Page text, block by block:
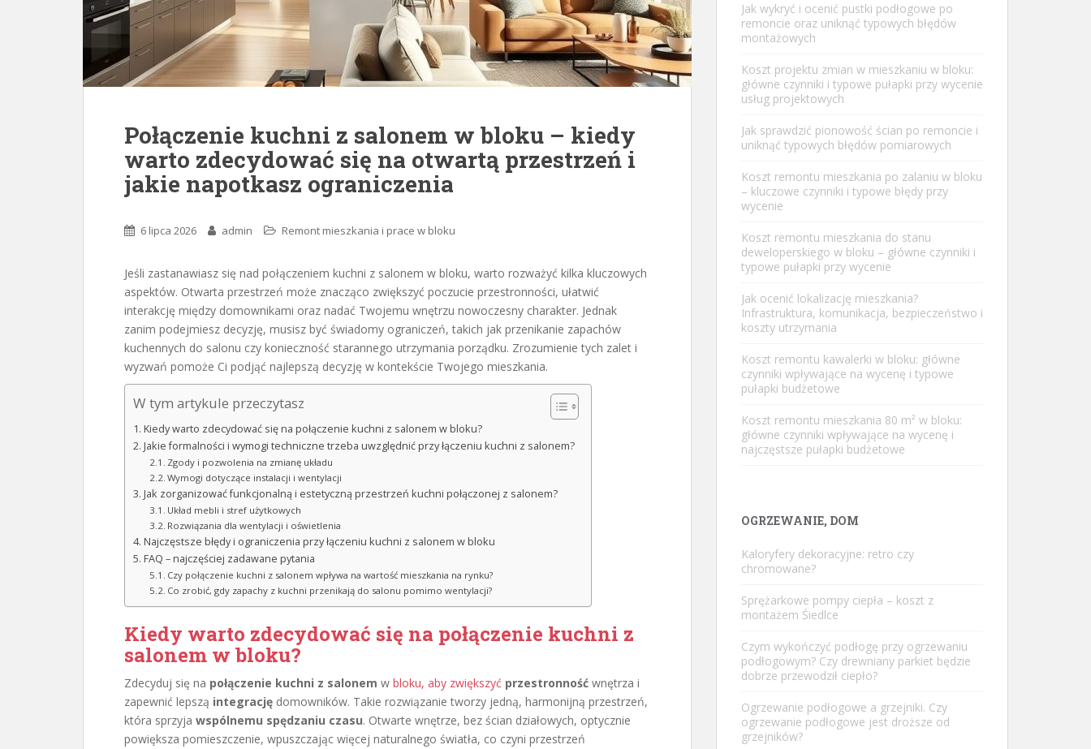
Połączenie kuchni z salonem w bloku – kiedy
warto zdecydować się na otwartą przestrzeń i
jakie napotkasz ograniczenia
6 lipca 2026 admin Remont mieszkania i prace w bloku
Jeśli zastanawiasz się nad połączeniem kuchni z salonem w bloku, warto rozważyć kilka kluczowych
aspektów. Otwarta przestrzeń może znacząco zwiększyć poczucie przestronności, ułatwić
interakcję między domownikami oraz nadać Twojemu wnętrzu nowoczesny charakter. Jednak
zanim podejmiesz decyzję, musisz być świadomy ograniczeń, takich jak przenikanie zapachów
kuchennych do salonu czy konieczność starannego utrzymania porządku. Zrozumienie tych zalet i
wyzwań pomoże Ci podjąć najlepszą decyzję w kontekście Twojego mieszkania.
W tym artykule przeczytasz
Kiedy warto zdecydować się na połączenie kuchni z salonem w bloku?
Jakie formalności i wymogi techniczne trzeba uwzględnić przy łączeniu kuchni z salonem?
Zgody i pozwolenia na zmianę układu
Wymogi dotyczące instalacji i wentylacji
Jak zorganizować funkcjonalną i estetyczną przestrzeń kuchni połączonej z salonem?
Układ mebli i stref użytkowych
Rozwiązania dla wentylacji i oświetlenia
Najczęstsze błędy i ograniczenia przy łączeniu kuchni z salonem w bloku
FAQ – najczęściej zadawane pytania
Czy połączenie kuchni z salonem wpływa na wartość mieszkania na rynku?
Co zrobić, gdy zapachy z kuchni przenikają do salonu pomimo wentylacji?
Kiedy warto zdecydować się na połączenie kuchni z
salonem w bloku?
Zdecyduj się na połączenie kuchni z salonem w bloku, aby zwiększyć przestronność wnętrza i
zapewnić lepszą integrację domowników. Takie rozwiązanie tworzy jedną, harmonijną przestrzeń,
która sprzyja wspólnemu spędzaniu czasu. Otwarte wnętrze, bez ścian działowych, optycznie
powiększa pomieszczenie, wpuszczając więcej naturalnego światła, co czyni przestrzeń
Jak wykryć i ocenić pustki podłogowe po
remoncie oraz uniknąć typowych błędów
montażowych
Koszt projektu zmian w mieszkaniu w bloku:
główne czynniki i typowe pułapki przy wycenie
usług projektowych
Jak sprawdzić pionowość ścian po remoncie i
uniknąć typowych błędów pomiarowych
Koszt remontu mieszkania po zalaniu w bloku
– kluczowe czynniki i typowe błędy przy
wycenie
Koszt remontu mieszkania do stanu
deweloperskiego w bloku – główne czynniki i
typowe pułapki przy wycenie
Jak ocenić lokalizację mieszkania?
Infrastruktura, komunikacja, bezpieczeństwo i
koszty utrzymania
Koszt remontu kawalerki w bloku: główne
czynniki wpływające na wycenę i typowe
pułapki budżetowe
Koszt remontu mieszkania 80 m² w bloku:
główne czynniki wpływające na wycenę i
najczęstsze pułapki budżetowe
OGRZEWANIE, DOM
Kaloryfery dekoracyjne: retro czy
chromowane?
Sprężarkowe pompy ciepła – koszt z
montażem Śiedlce
Czym wykończyć podłogę przy ogrzewaniu
podłogowym? Czy drewniany parkiet będzie
dobrze przewodził ciepło?
Ogrzewanie podłogowe a grzejniki. Czy
ogrzewanie podłogowe jest droższe od
grzejników?